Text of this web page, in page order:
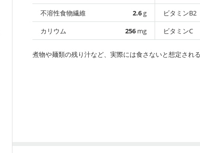
不溶性食物繊維
2.6g
カリウム
256 mg
ビタミンB2
ビタミンC
煮物や麺類の残り汁など、実際には食さないと想定され